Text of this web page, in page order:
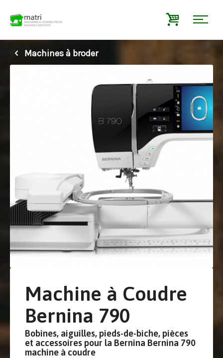
Machines à broder
Machine à Coudre
Bernina 790
Bobines, aiguilles, pieds-de-biche, pièces
et accessoires pour la Bernina Bernina 790
machine à coudre